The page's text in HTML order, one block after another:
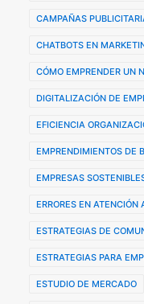
CAMPAÑAS
CHATBOTS EN
CÓMO EMPRENDER UN
DIGITALIZACIÓN DE
EFICIENCIA
EMPRENDIMIENTOS DE
EMPRESAS
ERRORES EN ATENCIÓN
ESTRATEGIAS DE
ESTRATEGIAS PARA
ESTUDIO DE MERCADO